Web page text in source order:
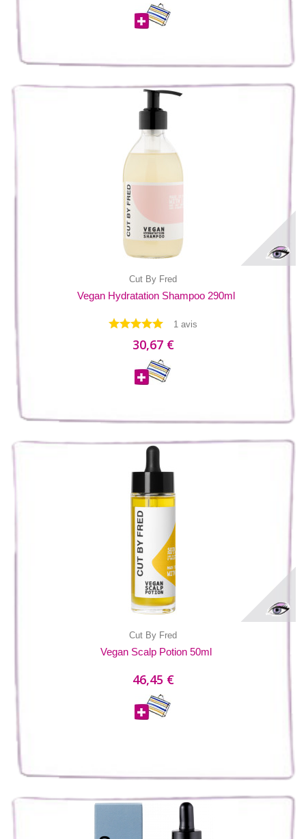
Cut By Fred
Vegan Hydratation Shampoo 290ml
1 avis
30,67 €
Cut By Fred
Vegan Scalp Potion 50ml
46,45 €